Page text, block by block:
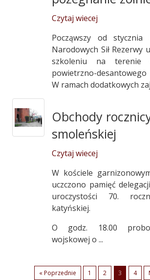
Czytaj wiecej
Począwszy od stycznia
Narodowych Sił Rezerwy
szkoleniu na terenie
powietrzno-
W ramach dodatkowych
Obchody
smoleńskiej
Czytaj wiecej
W kościele
uczczono pamięć
uroczystości 70.
katyńskiej.
O godz. 18.00
wojskowej o ...
« Poprzednie 1 2 3 4